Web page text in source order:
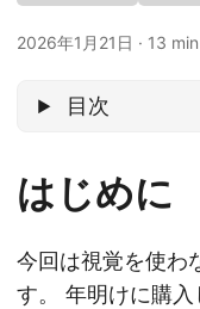
2026年1月21日 · 13
目次
はじめに
今回は視覚を使わ
す。 年明けに購